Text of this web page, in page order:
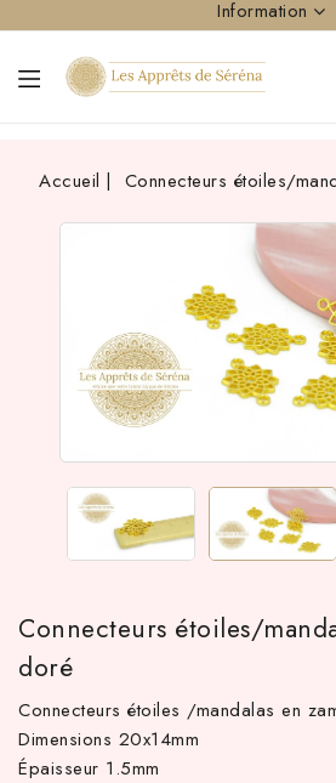
Information
Accueil Connecteurs étoiles/
Connecteurs étoiles/
doré
Connecteurs étoiles /mandalas en
Dimensions 20x14mm
Épaisseur 1.5mm